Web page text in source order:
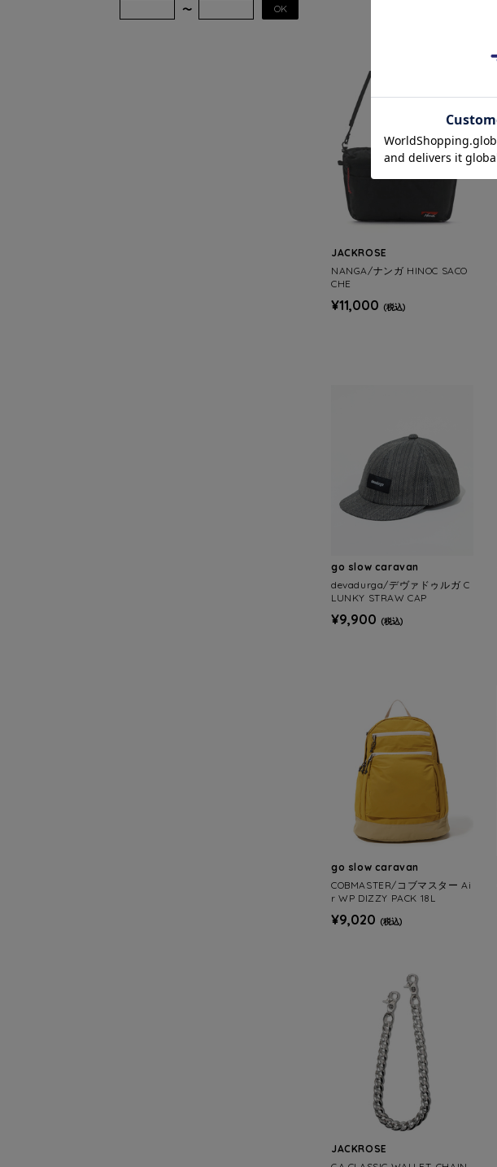
JACKROSE
NANGA/ナンガ HINOC SACO
CHE
¥11,000 (税込)
go slow caravan
devadurga/デヴァドゥルガ C
LUNKY STRAW CAP
¥9,900 (税込)
go slow caravan
COBMASTER/コブマスター Ai
r WP DIZZY PACK 18L
¥9,020 (税込)
JACKROSE
OK